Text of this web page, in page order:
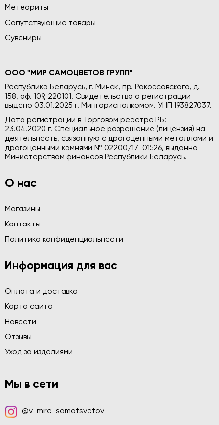
Метеориты
Сопутствующие товары
Сувениры
ООО "МИР САМОЦВЕТОВ ГРУПП"
Республика Беларусь, г. Минск, пр. Рокоссовского, д.
158, оф. 109, 220101. Свидетельство о регистрации
выдано 03.01.2025 г. Мингорисполкомом. УНП 193827037.
Дата регистрации в Торговом реестре РБ:
23.04.2020 г. Специальное разрешение (лицензия) на
деятельность, связанную с драгоценными металлами и
драгоценными камнями № 02200/17-01526, выданно
Министерством финансов Республики Беларусь.
О нас
Магазины
Контакты
Политика конфиденциальности
Информация для вас
Оплата и доставка
Карта сайта
Новости
Отзывы
Уход за изделиями
Мы в сети
@v_mire_samotsvetov